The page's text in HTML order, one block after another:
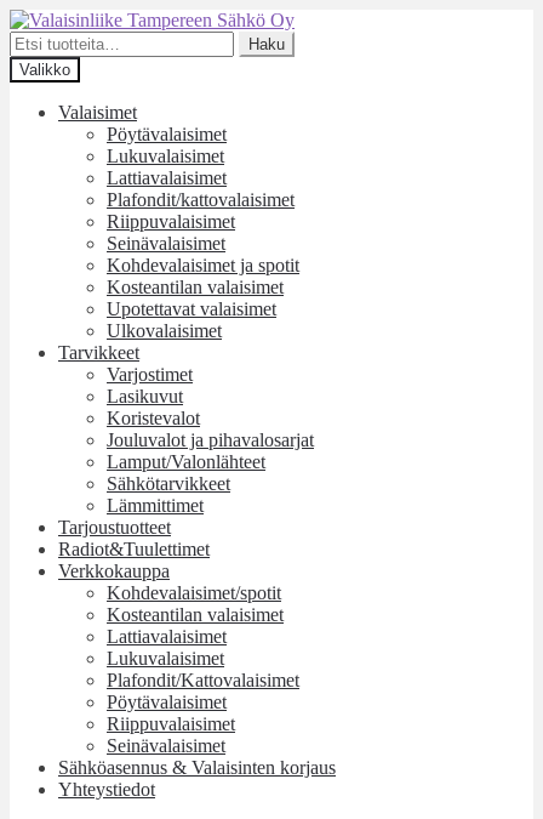
Siirry
navigointiin
Siirry
sisältöön
Etsi:
Haku
Valikko
Valaisimet
Pöytävalaisimet
Lukuvalaisimet
Lattiavalaisimet
Plafondit/kattovalaisimet
Riippuvalaisimet
Seinävalaisimet
Kohdevalaisimet ja spotit
Kosteantilan valaisimet
Upotettavat valaisimet
Ulkovalaisimet
Tarvikkeet
Varjostimet
Lasikuvut
Koristevalot
Jouluvalot ja pihavalosarjat
Lamput/Valonlähteet
Sähkötarvikkeet
Lämmittimet
Tarjoustuotteet
Radiot&Tuulettimet
Verkkokauppa
Kohdevalaisimet/spotit
Kosteantilan valaisimet
Lattiavalaisimet
Lukuvalaisimet
Plafondit/Kattovalaisimet
Pöytävalaisimet
Riippuvalaisimet
Seinävalaisimet
Sähköasennus & Valaisinten korjaus
Yhteystiedot